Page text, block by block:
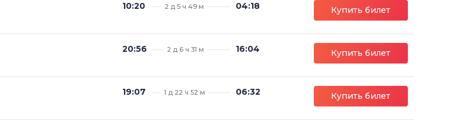
10:20 2 д 5 ч 49 м 04:18 Купить билет
20:56 2 д 6 ч 31 м 16:04 Купить билет
19:07 1 д 22 ч 52 м 06:32 Купить билет